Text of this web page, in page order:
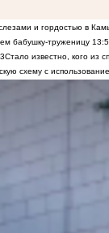
и гордостью в
бабушку-труженицу
Стало известно, кого из
схему с